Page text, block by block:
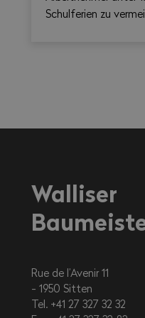
Schulferien zu
Walliser
Rue de l’Avenir 11
1950 Sitten
Tel. +41 27 327 32 32